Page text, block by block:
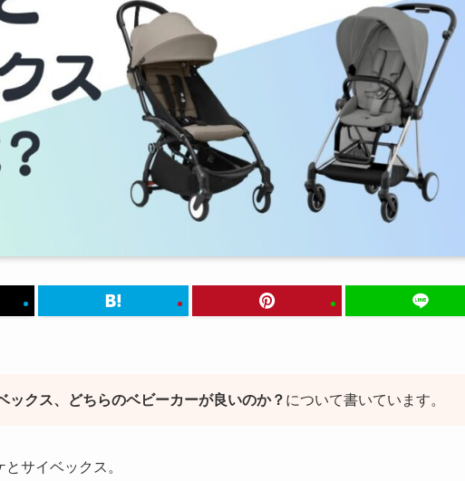
ックス、どちらのベビーカーが良いのか？ について書いています。
サイベックス。